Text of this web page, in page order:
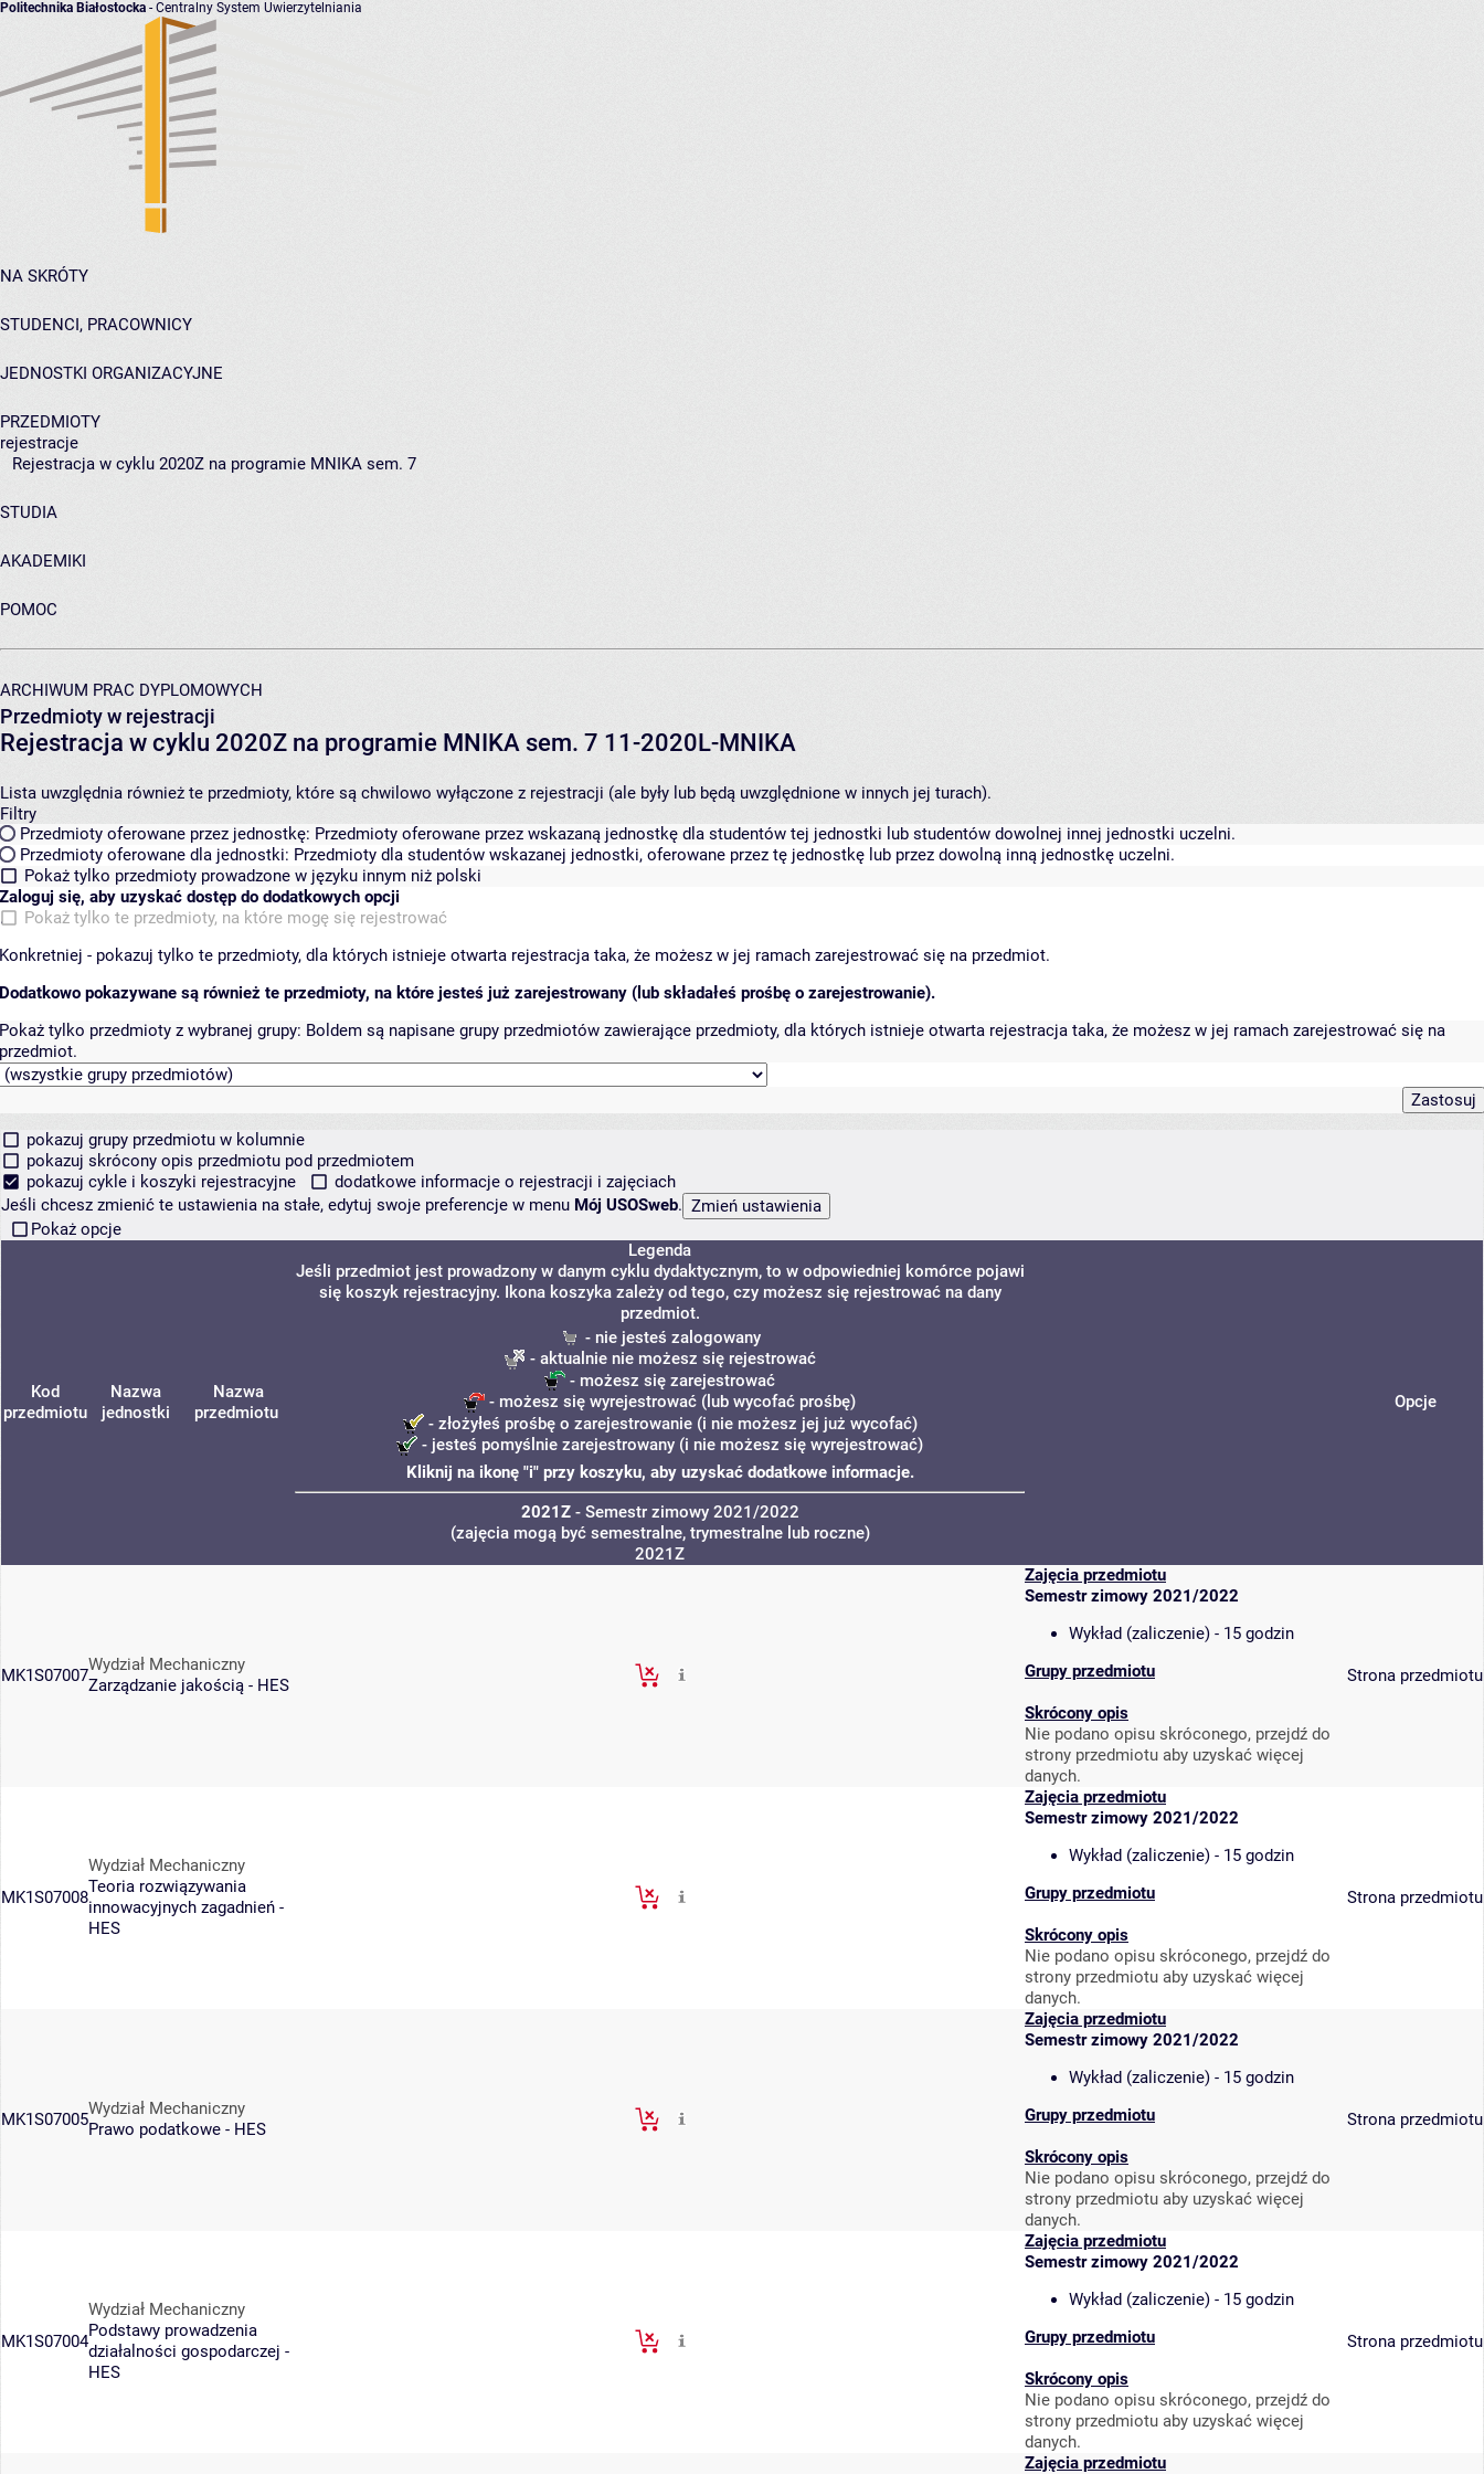
Politechnika Białostocka - Centralny System Uwierzytelniania
NA SKRÓTY
STUDENCI, PRACOWNICY
JEDNOSTKI ORGANIZACYJNE
PRZEDMIOTY
rejestracje
Rejestracja w cyklu 2020Z na programie MNIKA sem. 7
STUDIA
AKADEMIKI
POMOC
ARCHIWUM PRAC DYPLOMOWYCH
Przedmioty w rejestracji
Rejestracja w cyklu 2020Z na programie MNIKA sem. 7 11-2020L-MNIKA
Lista uwzględnia również te przedmioty, które są chwilowo wyłączone z rejestracji (ale były lub będą uwzględnione w innych jej turach).
Filtry
Przedmioty oferowane przez jednostkę: Przedmioty oferowane przez wskazaną jednostkę dla studentów tej jednostki lub studentów dowolnej innej jednostki uczelni.
Przedmioty oferowane dla jednostki: Przedmioty dla studentów wskazanej jednostki, oferowane przez tę jednostkę lub przez dowolną inną jednostkę uczelni.
Pokaż tylko przedmioty prowadzone w języku innym niż polski
Zaloguj się, aby uzyskać dostęp do dodatkowych opcji
Pokaż tylko te przedmioty, na które mogę się rejestrować
Konkretniej - pokazuj tylko te przedmioty, dla których istnieje otwarta rejestracja taka, że możesz w jej ramach zarejestrować się na przedmiot.
Dodatkowo pokazywane są również te przedmioty, na które jesteś już zarejestrowany (lub składałeś prośbę o zarejestrowanie).
Pokaż tylko przedmioty z wybranej grupy: Boldem są napisane grupy przedmiotów zawierające przedmioty, dla których istnieje otwarta rejestracja taka, że możesz w jej ramach zarejestrować się na
przedmiot.
pokazuj grupy przedmiotu w kolumnie
pokazuj skrócony opis przedmiotu pod przedmiotem
pokazuj cykle i koszyki rejestracyjne
dodatkowe informacje o rejestracji i zajęciach
Jeśli chcesz zmienić te ustawienia na stałe, edytuj swoje preferencje w menu Mój USOSweb.
Pokaż opcje
Kod
przedmiotu
Nazwa
jednostki
Nazwa
przedmiotu
Legenda
Jeśli przedmiot jest prowadzony w danym cyklu dydaktycznym, to w odpowiedniej komórce pojawi
się koszyk rejestracyjny. Ikona koszyka zależy od tego, czy możesz się rejestrować na dany
przedmiot.
- nie jesteś zalogowany
- aktualnie nie możesz się rejestrować
- możesz się zarejestrować
- możesz się wyrejestrować (lub wycofać prośbę)
- złożyłeś prośbę o zarejestrowanie (i nie możesz jej już wycofać)
- jesteś pomyślnie zarejestrowany (i nie możesz się wyrejestrować)
Kliknij na ikonę "i" przy koszyku, aby uzyskać dodatkowe informacje.
2021Z- Semestr zimowy 2021/2022
(zajęcia mogą być semestralne, trymestralne lub roczne)
Opcje
2021Z
MK1S07007
Wydział Mechaniczny
Zarządzanie jakością - HES
Zajęcia przedmiotu
Semestr zimowy 2021/2022
Wykład (zaliczenie) - 15 godzin
Grupy przedmiotu
Skrócony opis
Nie podano opisu skróconego, przejdź do
strony przedmiotu aby uzyskać więcej
danych.
Strona przedmiotu
MK1S07008
Wydział Mechaniczny
Teoria rozwiązywania
innowacyjnych zagadnień -
HES
Zajęcia przedmiotu
Semestr zimowy 2021/2022
Wykład (zaliczenie) - 15 godzin
Grupy przedmiotu
Skrócony opis
Nie podano opisu skróconego, przejdź do
strony przedmiotu aby uzyskać więcej
danych.
Strona przedmiotu
MK1S07005
Wydział Mechaniczny
Prawo podatkowe - HES
Zajęcia przedmiotu
Semestr zimowy 2021/2022
Wykład (zaliczenie) - 15 godzin
Grupy przedmiotu
Skrócony opis
Nie podano opisu skróconego, przejdź do
strony przedmiotu aby uzyskać więcej
danych.
Strona przedmiotu
MK1S07004
Wydział Mechaniczny
Podstawy prowadzenia
działalności gospodarczej -
HES
Zajęcia przedmiotu
Semestr zimowy 2021/2022
Wykład (zaliczenie) - 15 godzin
Grupy przedmiotu
Skrócony opis
Nie podano opisu skróconego, przejdź do
strony przedmiotu aby uzyskać więcej
danych.
Strona przedmiotu
Zajęcia przedmiotu